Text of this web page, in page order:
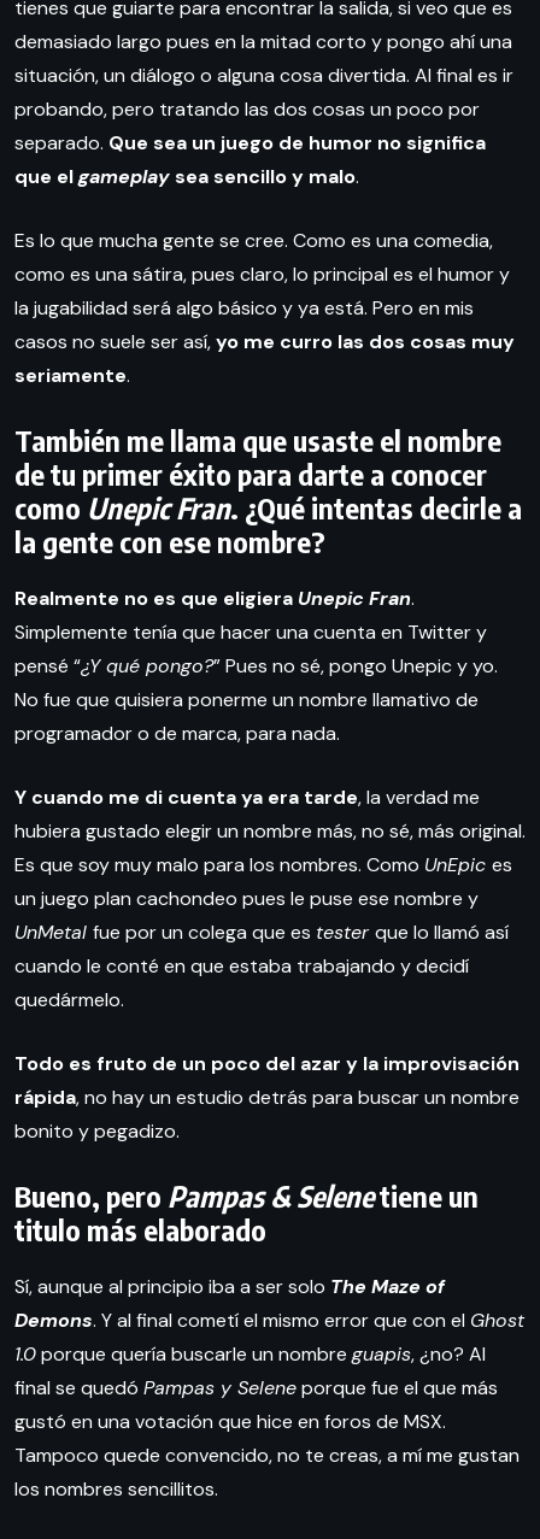
tienes que guiarte para encontrar la salida, si veo que es
demasiado largo pues en la mitad corto y pongo ahí una
situación, un diálogo o alguna cosa divertida. Al final es ir
probando, pero tratando las dos cosas un poco por
separado. Que sea un juego de humor no significa
que elgameplaysea sencillo y malo.
Es lo que mucha gente se cree. Como es una comedia,
como es una sátira, pues claro, lo principal es el humor y
la jugabilidad será algo básico y ya está. Pero en mis
casos no suele ser así,yo me curro las dos cosas muy
seriamente.
También me llama que usaste el nombre
de tu primer éxito para darte a conocer
como Unepic Fran. ¿Qué intentas decirle a
la gente con ese nombre?
Realmente no es que eligiera Unepic Fran.
Simplemente tenía que hacer una cuenta en Twitter y
pensé “¿Y qué pongo?” Pues no sé, pongo Unepic y yo.
No fue que quisiera ponerme un nombre llamativo de
programador o de marca, para nada.
Y cuando me di cuenta ya era tarde, la verdad me
hubiera gustado elegir un nombre más, no sé, más original.
Es que soy muy malo para los nombres. Como UnEpic es
un juego plan cachondeo pues le puse ese nombre y
UnMetal fue por un colega que es testerque lo llamó así
cuando le conté en que estaba trabajando y decidí
quedármelo.
Todo es fruto de un poco del azar y la improvisación
rápida, no hay un estudio detrás para buscar un nombre
bonito y pegadizo.
Bueno, pero Pampas & Selenetiene un
titulo más elaborado
Sí, aunque al principio iba a ser solo The Maze of
Demons. Y al final cometí el mismo error que con el Ghost
1.0porque quería buscarle un nombreguapis, ¿no? Al
final se quedó Pampas y Seleneporque fue el que más
gustó en una votación que hice en foros de MSX.
Tampoco quede convencido, no te creas, a mí me gustan
los nombres sencillitos.